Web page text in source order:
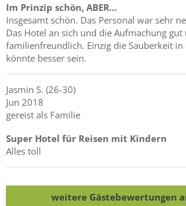
Im Prinzip schön, ABER...
Insgesamt schön. Das Personal war sehr
Das Hotel an sich und die Aufmachung gut
familienfreundlich. Einzig die Sauberkeit
könnte besser sein.
Jasmin S. (26-30)
Jun 2018
gereist als Familie
Super Hotel für Reisen mit Kindern
Alles toll
weitere Gästebewertungen